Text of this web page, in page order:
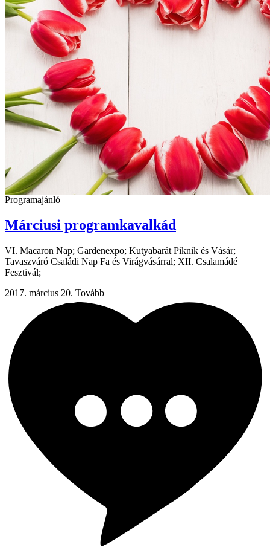
Programajánló
Márciusi programkavalkád
VI. Macaron Nap; Gardenexpo; Kutyabarát Piknik és Vásár;
Tavaszváró Családi Nap Fa és Virágvásárral; XII. Csalamádé
Fesztivál;
2017. március 20. Tovább